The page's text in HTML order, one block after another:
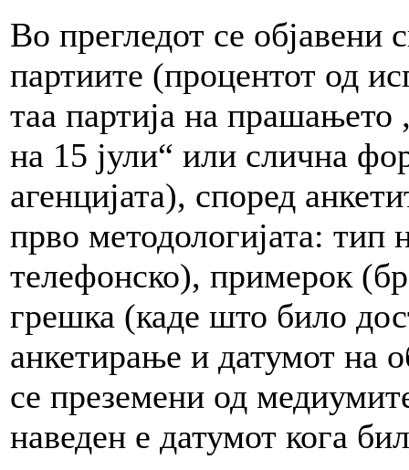
Во прегледот се објавени
партиите (процентот од
таа партија на прашањето
на 15 јули“ или слична
агенцијата), според
прво методологијата:
телефонско), примерок
грешка (каде што било
анкетирање и датумот на
се преземени од
наведен е датумот кога